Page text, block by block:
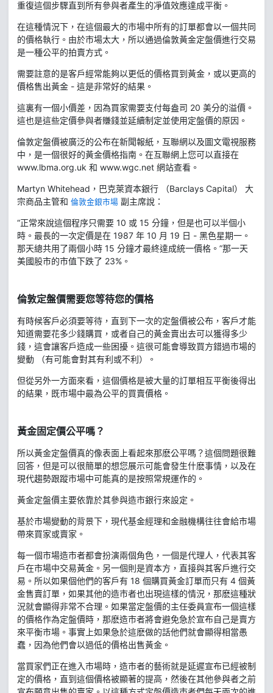
重復這個步驟直到所有參與者產生的凈值效應達成平衡。
在這種情況下，在這個最大的市場中所有的訂單都會以一個共同
的價格執行。由於市場太大，所以通過倫敦黃金定盤價進行交易
是一種公平的拍賣方式。
需要註意的是客戶經常能夠以更低的價格買到黃金，或以更高的
價格售出黃金 - 這是非常好的結果。
這裏有一個小價差，因為買家需要支付每盎司 20 美分的溢價。
這也是這些定價參與者賺錢並延續制定並使用定盤價的原因。
倫敦定盤價被廣泛的公布在新聞報紙，互聯網以及圖文電視服務
中，是一個很好的黃金價格指南。在互聯網上您可以直接在
www.lbma.org.uk 和 www.wgc.net 網站查看。
Martyn Whitehead，巴克萊資本銀行 （Barclays Capital） 大
宗商品主管和 倫敦金銀市場 副主席說：
“正常來說這個程序只需要 10 或 15 分鐘，但是也可以半個小
時。最長的一次定價是在 1987 年 10 月 19 日 - 黑色星期一。
那天總共用了兩個小時 15 分鐘才最終達成統一價格。”那一天
美國股市的市值下跌了 23%。
倫敦定盤價需要您等待您的價格
有時候客戶必須要等待，直到下一次的定盤價被公布，客戶才能
知道需要花多少錢購買，或者自己的黃金賣出去可以獲得多少
錢，這會讓客戶造成一些困擾。這很可能會導致買方錯過市場的
變動 （有可能會對其有利或不利）。
但從另外一方面來看，這個價格是被大量的訂單相互平衡後得出
的結果，既市場中最為公平的買賣價格。
黃金固定價公平嗎？
所以黃金定盤價真的像表面上看起來那麽公平嗎？這個問題很難
回答，但是可以很簡單的想您展示可能會發生什麽事情，以及在
現代趨勢跟蹤市場中可能真的是按照常規運作的。
黃金定盤價主要依靠於其參與造市銀行來設定。
基於市場變動的背景下，現代基金經理和金融機構往往會給市場
帶來買家或賣家。
每一個市場造市者都會扮演兩個角色，一個是代理人，代表其客
戶在市場中交易黃金。另一個則是資本方，直接與其客戶進行交
易。所以如果個他們的客戶有 18 個購買黃金訂單而只有 4 個黃
金售賣訂單，如果其他的造市者也出現這樣的情況，那麽這種狀
況就會顯得非常不合理。如果當定盤價的主任委員宣布一個這樣
的價格作為定盤價時，那麽造市者將會避免急於宣布自己是賣方
來平衡市場。事實上如果急於這麽做的話他們就會顯得相當愚
蠢，因為他們會以過低的價格出售黃金。
當買家們正在進入市場時，造市者的藝術就是延遲宣布已經被制
定的價格，直到這個價格被顯著的提高，然後在其他參與者之前